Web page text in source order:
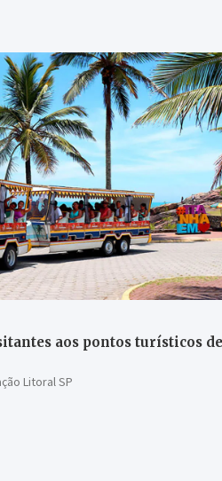
aos pontos turísticos de
Litoral SP